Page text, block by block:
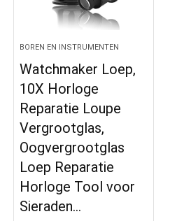
BOREN EN INSTRUMENTEN
Watchmaker Loep,
10X Horloge
Reparatie Loupe
Vergrootglas,
Oogvergrootglas
Loep Reparatie
Horloge Tool voor
Sieraden…